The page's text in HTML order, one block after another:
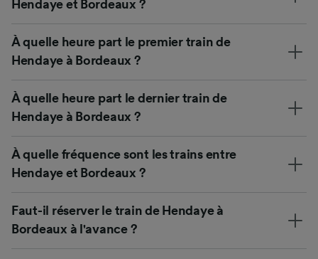
Hendaye et Bordeaux ?
À quelle heure part le premier train de
Hendaye à Bordeaux ?
À quelle heure part le dernier train de
Hendaye à Bordeaux ?
À quelle fréquence sont les trains entre
Hendaye et Bordeaux ?
Faut-il réserver le train de Hendaye à
Bordeaux à l'avance ?